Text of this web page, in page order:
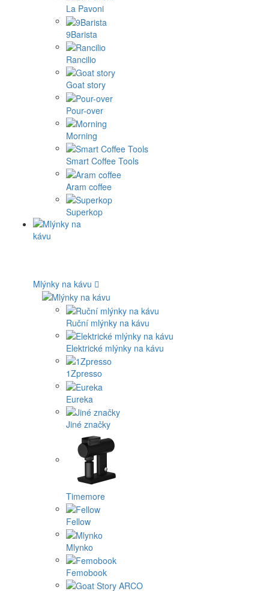
La Pavoni
9Barista
Rancilio
Goat story
Pour-over
Morning
Smart Coffee Tools
Aram coffee
Superkop
Mlýnky na kávu
Ruční mlýnky na kávu
Elektrické mlýnky na kávu
1Zpresso
Eureka
Jiné značky
Timemore
Fellow
Mlynko
Femobook